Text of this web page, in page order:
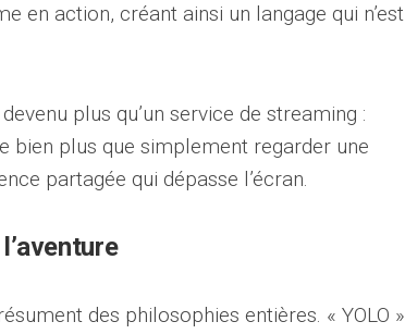
en action, créant ainsi un langage qui n’est
plus qu’un service de streaming :
bien plus que simplement regarder une
partagée qui dépasse l’écran.
des philosophies entières. « YOLO »